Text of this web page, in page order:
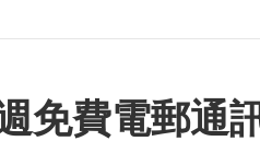
免費電郵通